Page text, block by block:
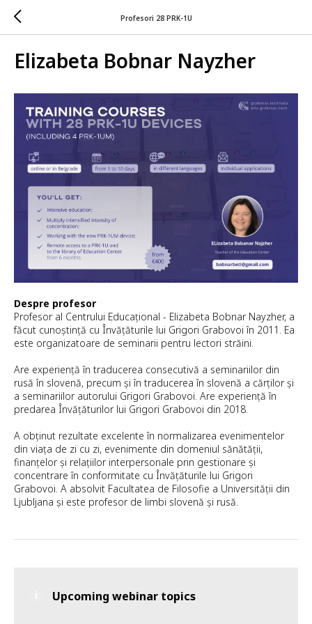
Profesori 28 PRK-1U
Elizabeta Bobnar Nayzher
Despre profesor
Profesor al Centrului Educațional - Elizabeta Bobnar Nayzher, a
făcut cunoștință cu Învățăturile lui Grigori Grabovoi în 2011. Ea
este organizatoare de seminarii pentru lectori străini.
Are experiență în traducerea consecutivă a seminariilor din
rusă în slovenă, precum și în traducerea în slovenă a cărților și
a seminariilor autorului Grigori Grabovoi. Are experiență în
predarea Învățăturilor lui Grigori Grabovoi din 2018.
A obținut rezultate excelente în normalizarea evenimentelor
din viața de zi cu zi, evenimente din domeniul sănătății,
finanțelor și relațiilor interpersonale prin gestionare și
concentrare în conformitate cu Învățăturile lui Grigori
Grabovoi. A absolvit Facultatea de Filosofie a Universității din
Ljubljana și este profesor de limbi slovenă și rusă.
Upcoming webinar topics